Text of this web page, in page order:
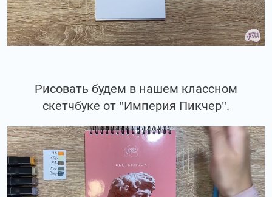
Рисовать будем в нашем классном
скетчбуке от "Империя Пикчер".